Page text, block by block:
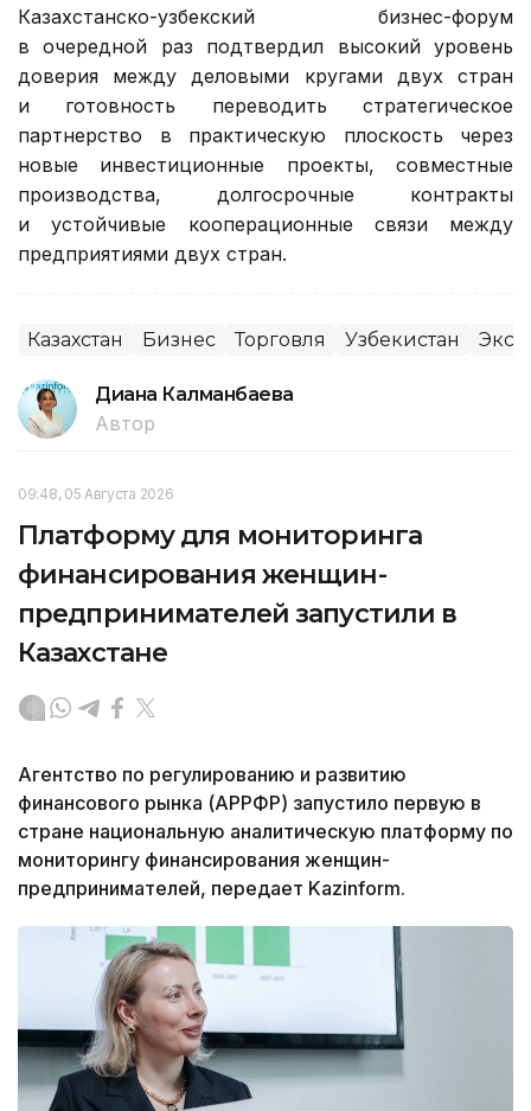
Казахстанско-узбекский бизнес-форум
в очередной раз подтвердил высокий уровень
доверия между деловыми кругами двух стран
и готовность переводить стратегическое
партнерство в практическую плоскость через
новые инвестиционные проекты, совместные
производства, долгосрочные контракты
и устойчивые кооперационные связи между
предприятиями двух стран.
Казахстан Бизнес Торговля Узбекистан
Диана Калманбаева
Автор
09:48, 05 Августа 2026
Платформу для мониторинга
финансирования женщин-
предпринимателей запустили в
Казахстане
Агентство по регулированию и развитию
финансового рынка (АРРФР) запустило первую в
стране национальную аналитическую платформу по
мониторингу финансирования женщин-
предпринимателей, передает Kazinform.